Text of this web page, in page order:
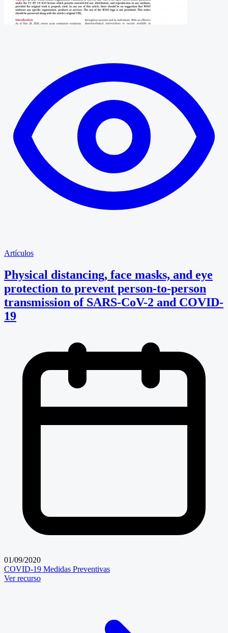
Artículos
Physical distancing, face masks, and eye
protection to prevent person-to-person
transmission of SARS-CoV-2 and COVID-
19
01/09/2020
COVID-19 Medidas Preventivas
Ver recurso